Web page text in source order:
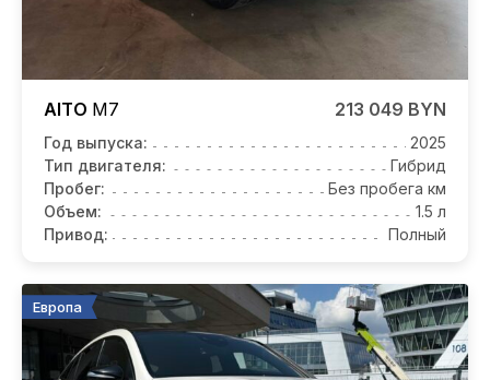
AITO M7 213 049 BYN
Год выпуска:
2025
Тип двигателя:
Гибрид
Пробег:
Без пробега км
Объем:
1.5 л
Привод:
Полный
Европа